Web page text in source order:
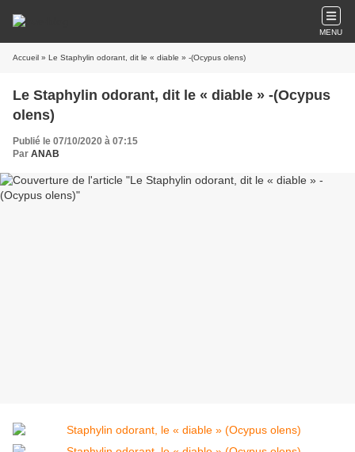
MENU
Accueil » Le Staphylin odorant, dit le « diable » -(Ocypus olens)
Le Staphylin odorant, dit le « diable » -(Ocypus
olens)
Publié le 07/10/2020 à 07:15
Par ANAB